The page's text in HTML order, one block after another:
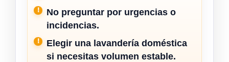
No preguntar por urgencias o
incidencias.
Elegir una lavandería doméstica
si necesitas volumen estable.